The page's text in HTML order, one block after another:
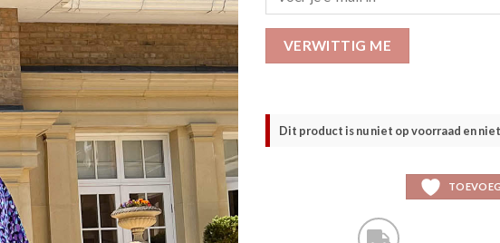
VERWITTIG ME
Dit product is nu niet op voorraad en